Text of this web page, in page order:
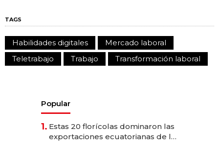
TAGS
Habilidades digitales
Mercado laboral
Teletrabajo
Trabajo Transformación laboral
Popular
1. Estas 20 florícolas dominaron las
exportaciones ecuatorianas de la